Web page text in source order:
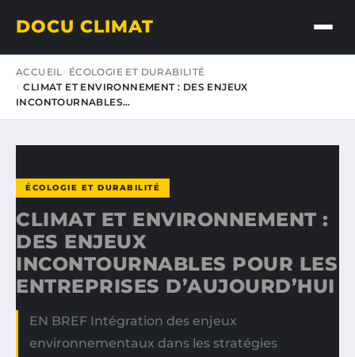
DOCU CLIMAT
ACCUEIL
ÉCOLOGIE ET DURABILITÉ
CLIMAT ET ENVIRONNEMENT : DES ENJEUX
INCONTOURNABLES…
ÉCOLOGIE ET DURABILITÉ
CLIMAT ET ENVIRONNEMENT :
DES ENJEUX
INCONTOURNABLES POUR LES
ENTREPRISES D’AUJOURD’HUI
EN BREF Intégration des enjeux
environnementaux dans les stratégies